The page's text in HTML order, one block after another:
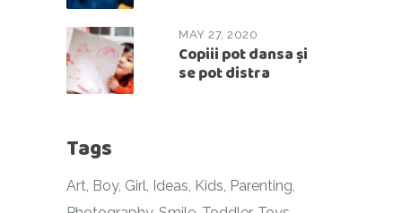
MAY 27, 2020
Copiii pot dansa și
se pot distra
Tags
Art Boy Girl Ideas Kids Parenting